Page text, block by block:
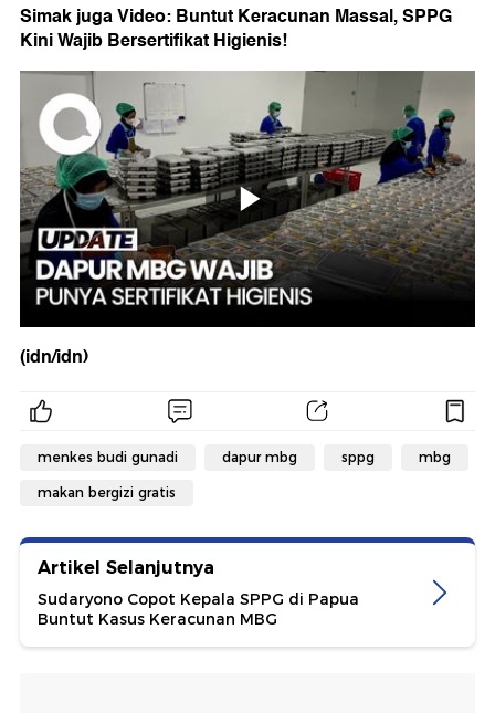
Simak juga Video: Buntut Keracunan Massal, SPPG
Kini Wajib Bersertifikat Higienis!
(idn/idn)
menkes budi gunadi dapur mbg sppg mbg
makan bergizi gratis
Artikel Selanjutnya
Sudaryono Copot Kepala SPPG di Papua
Buntut Kasus Keracunan MBG